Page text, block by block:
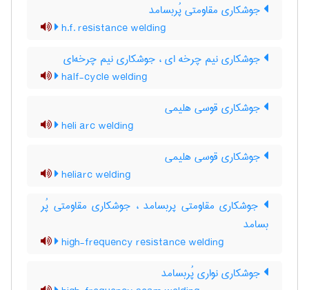
جوشکاری مقاومتی پُربسامد
h.f. resistance welding
جوشکاری نیم چرخه ای ، جوشکاری نیم چرخه‌ای
half-cycle welding
جوشکاری قوسی هلیمی
heli arc welding
جوشکاری قوسی هلیمی
heliarc welding
جوشکاری مقاومتی پربسامد ، جوشکاری مقاومتی پُر
بسامد
high-frequency resistance welding
جوشکاری نواری پُربسامد